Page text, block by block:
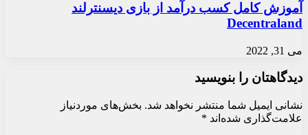
آموزش کامل کسب درآمد از بازی دیسنترلند
Decentraland
می 31, 2022
دیدگاهتان را بنویسید
نشانی ایمیل شما منتشر نخواهد شد. بخش‌های موردنیاز
علامت‌گذاری شده‌اند *